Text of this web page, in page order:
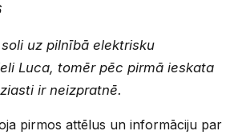
uz pilnībā elektrisku
Luca, tomēr pēc pirmā ieskata
ir neizpratnē.
pirmos attēlus un informāciju par